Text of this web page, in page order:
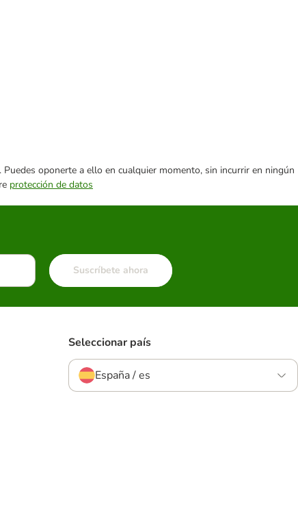
oponerte a ello en cualquier momento, sin incurrir en ningún
protección de datos
Suscríbete ahora
Seleccionar país
España / es